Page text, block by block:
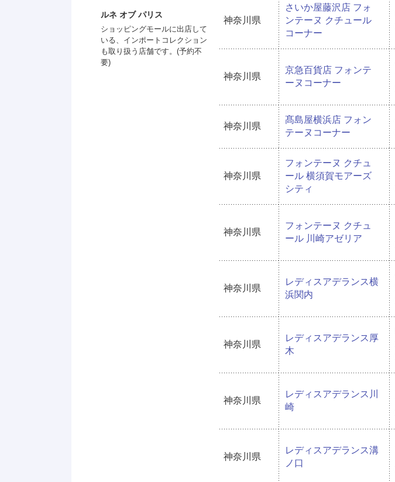
ルネ オブ パリス
ショッピングモールに出店して
いる、インポートコレクション
も取り扱う店舗です。(予約不
要)
神奈川県
さいか屋藤沢店 フォ
ンテーヌ クチュール
コーナー
神奈川県
京急百貨店 フォンテ
ーヌコーナー
神奈川県
髙島屋横浜店 フォン
テーヌコーナー
神奈川県
フォンテーヌ クチュ
ール 横須賀モアーズ
シティ
神奈川県
フォンテーヌ クチュ
ール 川崎アゼリア
神奈川県
レディスアデランス横
浜関内
神奈川県
レディスアデランス厚
木
神奈川県
レディスアデランス川
崎
神奈川県
レディスアデランス溝
ノ口